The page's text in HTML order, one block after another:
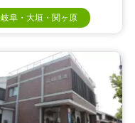
岐阜・大垣・関ヶ原